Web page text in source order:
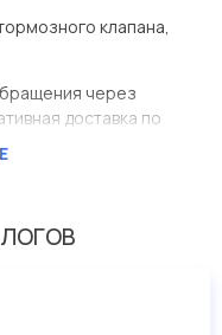
клапана,
через
доставка по
убедитесь сами.
ассортименте.